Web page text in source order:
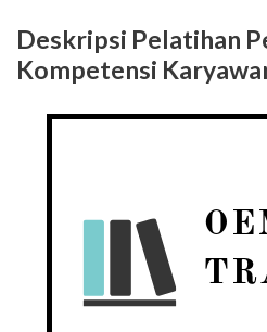
Deskripsi Pelatihan
Kompetensi